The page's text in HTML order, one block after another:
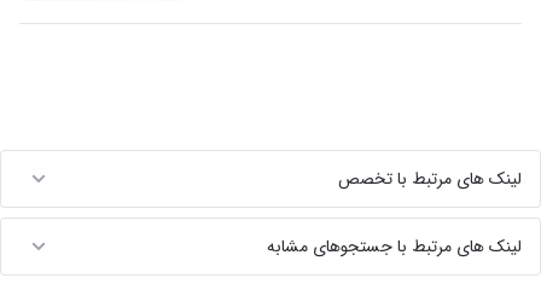
لینک های مرتبط با تخصص
لینک های مرتبط با جستجوهای مشابه